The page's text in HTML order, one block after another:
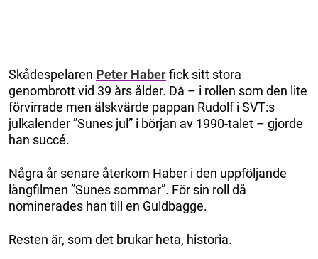
Skådespelaren Peter Haberfick sitt stora
genombrott vid 39 års ålder. Då – i rollen som den lite
förvirrade men älskvärde pappan Rudolf i SVT:s
julkalender ”Sunes jul” i början av 1990-talet – gjorde
han succé.
Några år senare återkom Haber i den uppföljande
långfilmen ”Sunes sommar”. För sin roll då
nominerades han till en Guldbagge.
Resten är, som det brukar heta, historia.